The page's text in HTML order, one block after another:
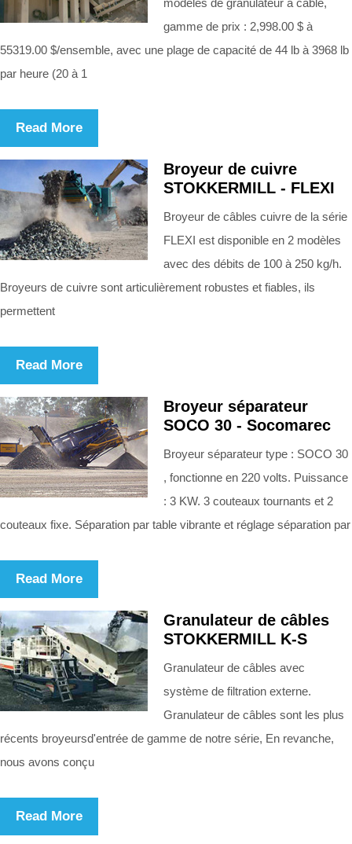
gamme de prix : 2,998.00 $ à
55319.00 $/ensemble, avec une plage de capacité de 44 lb à 3968 lb
par heure (20 à 1
Read More
Broyeur de cuivre
STOKKERMILL - FLEXI
Broyeur de câbles cuivre de la série
FLEXI est disponible en 2 modèles
avec des débits de 100 à 250 kg/h.
Broyeurs de cuivre sont articulièrement robustes et fiables, ils
permettent
Read More
Broyeur séparateur
SOCO 30 - Socomarec
Broyeur séparateur type : SOCO 30
, fonctionne en 220 volts. Puissance
: 3 KW. 3 couteaux tournants et 2
couteaux fixe. Séparation par table vibrante et réglage séparation par
Read More
Granulateur de câbles
STOKKERMILL K-S
Granulateur de câbles avec
système de filtration externe.
Granulateur de câbles sont les plus
récents broyeursd'entrée de gamme de notre série, En revanche,
nous avons conçu
Read More